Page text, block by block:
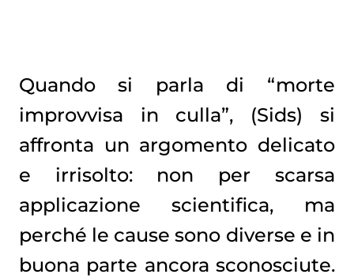
Quando si parla di “morte
improvvisa in culla”, (Sids) si
affronta un argomento delicato
e irrisolto: non per scarsa
applicazione scientifica, ma
perché le cause sono diverse e in
buona parte ancora sconosciute.